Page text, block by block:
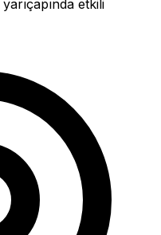
yarıçapında etkili